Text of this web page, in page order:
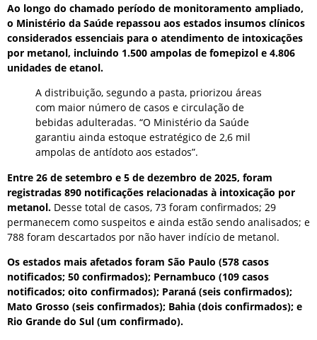
Ao longo do chamado período de monitoramento ampliado,
o Ministério da Saúde repassou aos estados insumos clínicos
considerados essenciais para o atendimento de intoxicações
por metanol, incluindo 1.500 ampolas de fomepizol e 4.806
unidades de etanol.
A distribuição, segundo a pasta, priorizou áreas
com maior número de casos e circulação de
bebidas adulteradas. “O Ministério da Saúde
garantiu ainda estoque estratégico de 2,6 mil
ampolas de antídoto aos estados”.
Entre 26 de setembro e 5 de dezembro de 2025, foram
registradas 890 notificações relacionadas à intoxicação por
metanol. Desse total de casos, 73 foram confirmados; 29
permanecem como suspeitos e ainda estão sendo analisados; e
788 foram descartados por não haver indício de metanol.
Os estados mais afetados foram São Paulo (578 casos
notificados; 50 confirmados); Pernambuco (109 casos
notificados; oito confirmados); Paraná (seis confirmados);
Mato Grosso (seis confirmados); Bahia (dois confirmados); e
Rio Grande do Sul (um confirmado).